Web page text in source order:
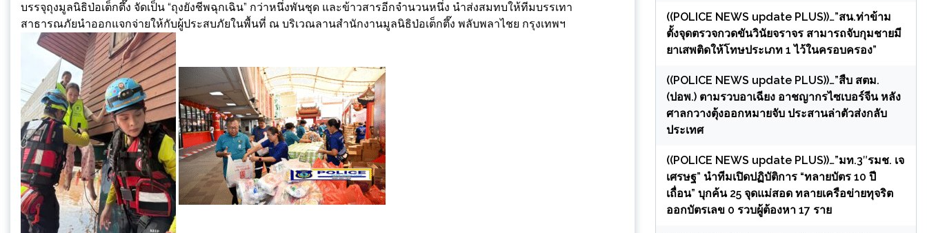
บรรจุถุงมูลนิธิป่อเต็กตึ๊ง จัดเป็น “ถุงยังชีพฉุกเฉิน” กว่าหนึ่งพันชุด และข้าวสารอีกจำนวนหนึ่ง นำส่งสมทบให้ทีมบรรเทา
สาธารณภัยนำออกแจกจ่ายให้กับผู้ประสบภัยในพื้นที่ ณ บริเวณลานสำนักงานมูลนิธิป่อเต็กตึ๊ง พลับพลาไชย กรุงเทพฯ
((POLICE NEWS update PLUS))…”สน.ท่าข้าม
ตั้งจุดตรวจกวดขันวินัยจราจร สามารถจับกุมชายมี
ยาเสพติดให้โทษประเภท 1 ไว้ในครอบครอง”
((POLICE NEWS update PLUS))…”สืบ สตม.
(ปอพ.) ตามรวบอาเฉียง อาชญากรไซเบอร์จีน หลัง
ศาลกวางตุ้งออกหมายจับ ประสานล่าตัวส่งกลับ
ประเทศ
((POLICE NEWS update PLUS))…”มท.3″รมช. เจ
เศรษฐ” นำทีมเปิดปฏิบัติการ “ทลายบัตร 10 ปี
เถื่อน” บุกค้น 25 จุดแม่สอด ทลายเครือข่ายทุจริต
ออกบัตรเลข 0 รวบผู้ต้องหา 17 ราย